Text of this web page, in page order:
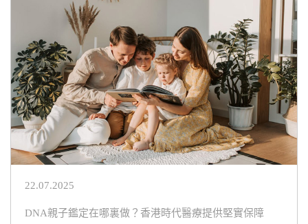
22.07.2025
DNA親子鑑定在哪裏做？香港時代醫療提供堅實保障